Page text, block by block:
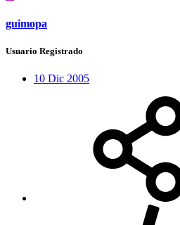
guimopa
Usuario Registrado
10 Dic 2005